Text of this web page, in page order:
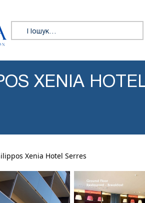
Пошук:
XENIA
Xenia Hotel Serres